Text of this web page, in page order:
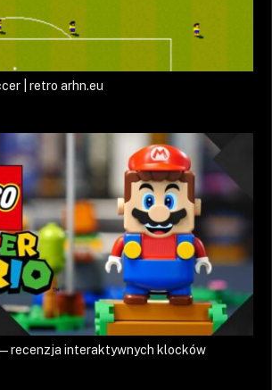
| retro arhn.eu
— recenzja interaktywnych klocków